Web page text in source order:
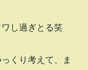
し過ぎとる笑
くり考えて、ま